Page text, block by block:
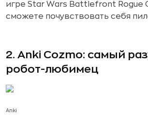
игре Star Wars Battlefront Rogue
сможете почувствовать себя
2. Anki Cozmo: самый
робот-любимец
Anki